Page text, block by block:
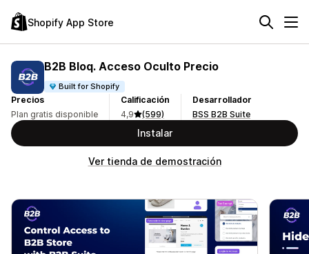
Shopify App Store
B2B Bloq. Acceso Oculto Precio
Built for Shopify
Precios
Plan gratis disponible
Calificación
4,9
(599)
Desarrollador
BSS B2B Suite
Instalar
Ver tienda de demostración